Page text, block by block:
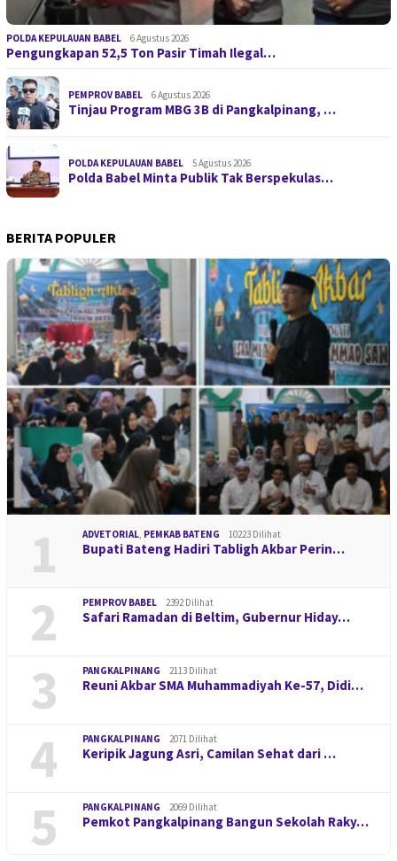
POLDA KEPULAUAN BABEL 6 Agustus 2026
Pengungkapan 52,5 Ton Pasir Timah Ilegal…
PEMPROV BABEL 6 Agustus 2026
Tinjau Program MBG 3B di Pangkalpinang, …
POLDA KEPULAUAN BABEL 5 Agustus 2026
Polda Babel Minta Publik Tak Berspekulas…
BERITA POPULER
1 ADVETORIAL, PEMKAB BATENG 10223 Dilihat
Bupati Bateng Hadiri Tabligh Akbar Perin…
2 PEMPROV BABEL 2392 Dilihat
Safari Ramadan di Beltim, Gubernur Hiday…
3 PANGKALPINANG 2113 Dilihat
Reuni Akbar SMA Muhammadiyah Ke-57, Didi…
4 PANGKALPINANG 2071 Dilihat
Keripik Jagung Asri, Camilan Sehat dari …
5 PANGKALPINANG 2069 Dilihat
Pemkot Pangkalpinang Bangun Sekolah Raky…